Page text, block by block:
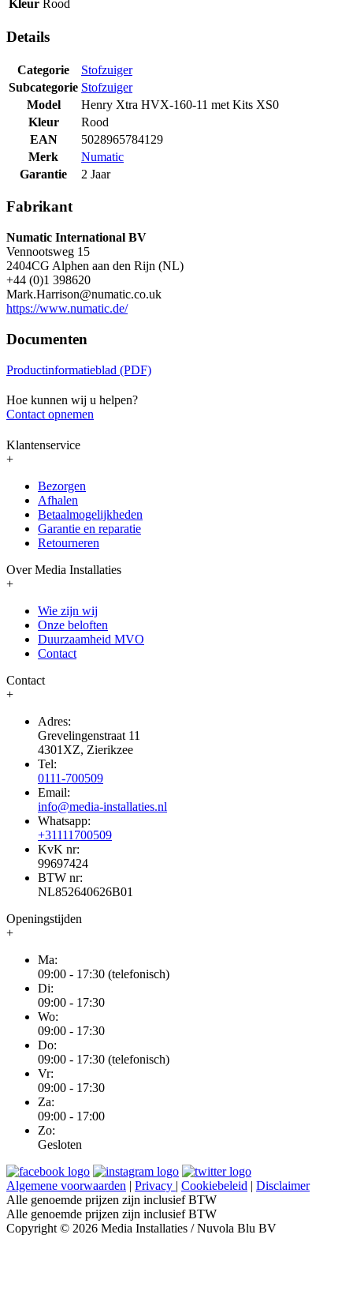
Kleur Rood
Details
Categorie
Stofzuiger
Subcategorie Stofzuiger
Model
Henry Xtra HVX-160-11 met Kits XS0
Kleur
Rood
EAN
5028965784129
Merk
Numatic
Garantie
2 Jaar
Fabrikant
Numatic International BV
Vennootsweg 15
2404CG Alphen aan den Rijn (NL)
+44 (0)1 398620
Mark.Harrison@numatic.co.uk
https://www.numatic.de/
Documenten
Productinformatieblad (PDF)
Hoe kunnen wij u helpen?
Contact opnemen
Klantenservice
+
Bezorgen
Afhalen
Betaalmogelijkheden
Garantie en reparatie
Retourneren
Over Media Installaties
+
Wie zijn wij
Onze beloften
Duurzaamheid MVO
Contact
Contact
+
Adres:
Grevelingenstraat 11
4301XZ, Zierikzee
Tel:
0111-700509
Email:
info@media-installaties.nl
Whatsapp:
+31111700509
KvK nr:
99697424
BTW nr:
NL852640626B01
Openingstijden
+
Ma:
09:00 - 17:30 (telefonisch)
Di:
09:00 - 17:30
Wo:
09:00 - 17:30
Do:
09:00 - 17:30 (telefonisch)
Vr:
09:00 - 17:30
Za:
09:00 - 17:00
Zo:
Gesloten
Algemene voorwaarden | Privacy | Cookiebeleid | Disclaimer
Alle genoemde prijzen zijn inclusief BTW
Alle genoemde prijzen zijn inclusief BTW
Copyright © 2026 Media Installaties / Nuvola Blu BV